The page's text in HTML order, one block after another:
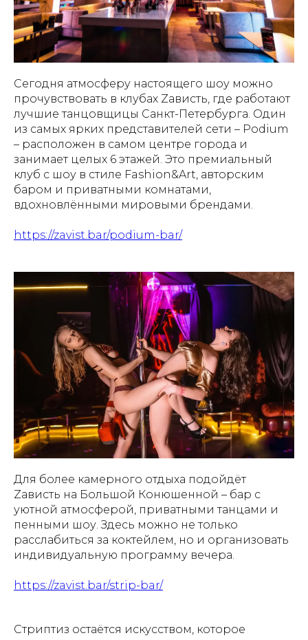
Сегодня атмосферу настоящего шоу можно
прочувствовать в клубах Zависть, где работают
лучшие танцовщицы Санкт-Петербурга. Один
из самых ярких представителей сети – Podium
– расположен в самом центре города и
занимает целых 6 этажей. Это премиальный
клуб с шоу в стиле Fashion&Art, авторским
баром и приватными комнатами,
вдохновлёнными мировыми брендами.
https://zavist.bar/podium-bar/
Для более камерного отдыха подойдёт
Zависть на Большой Конюшенной – бар с
уютной атмосферой, приватными танцами и
пенными шоу. Здесь можно не только
расслабиться за коктейлем, но и организовать
индивидуальную программу вечера.
https://zavist.bar/strip-bar/
Стриптиз остаётся искусством, которое